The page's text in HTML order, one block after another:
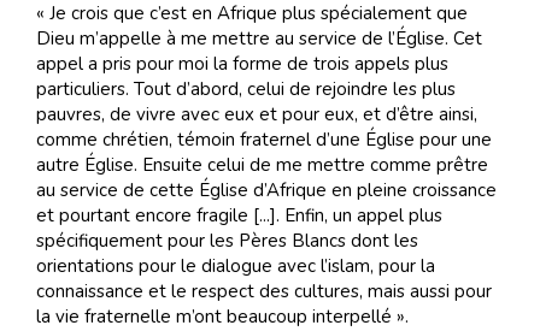
« Je crois que c’est en Afrique plus spécialement que
Dieu m’appelle à me mettre au service de l’Église. Cet
appel a pris pour moi la forme de trois appels plus
particuliers. Tout d’abord, celui de rejoindre les plus
pauvres, de vivre avec eux et pour eux, et d’être ainsi,
comme chrétien, témoin fraternel d’une Église pour une
autre Église. Ensuite celui de me mettre comme prêtre
au service de cette Église d’Afrique en pleine croissance
et pourtant encore fragile [...]. Enfin, un appel plus
spécifiquement pour les Pères Blancs dont les
orientations pour le dialogue avec l’islam, pour la
connaissance et le respect des cultures, mais aussi pour
la vie fraternelle m’ont beaucoup interpellé ».